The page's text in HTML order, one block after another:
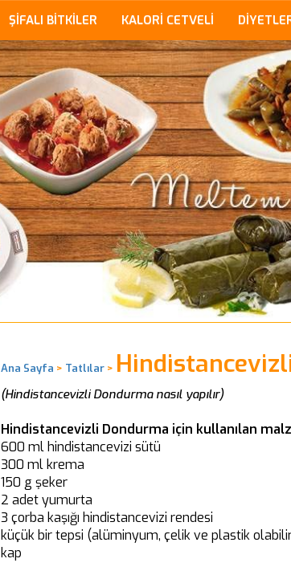
ŞİFALI BİTKİLER KALORİ CETVELİ
Ana Sayfa > Tatlılar>
(Hindistancevizli Dondurma nasıl yapılır)
Hindistancevizli Dondurma için kullanılan
600 ml hindistancevizi sütü
300 ml krema
150 g şeker
2 adet yumurta
3 çorba kaşığı hindistancevizi rendesi
küçük bir tepsi (alüminyum, çelik ve plastik
kap